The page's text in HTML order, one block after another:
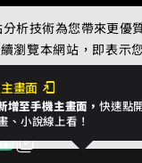
畫面
增至手機主畫面，快速點
、小說線上看！
析技術為您帶來更優
瀏覽本網站，即表示
多資訊請見隱私權政策
我同意